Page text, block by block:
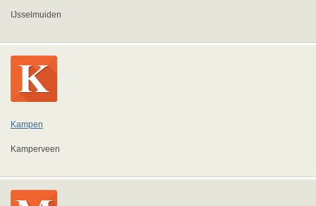
IJsselmuiden
Kampen
Kamperveen